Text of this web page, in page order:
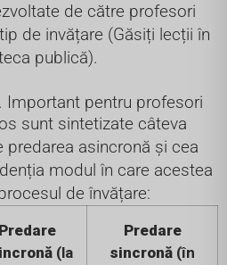
de către profesori
de invățare (Găsiți lecții în
publică).
Important pentru profesori
sunt sintetizate câteva
predarea asincronă și cea
modul în care acestea
de învățare:
Predare
(la
Predare
sincronă (în